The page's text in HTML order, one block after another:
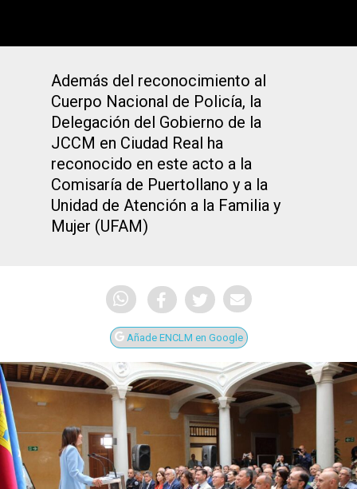
Además del reconocimiento al
Cuerpo Nacional de Policía, la
Delegación del Gobierno de la
JCCM en Ciudad Real ha
reconocido en este acto a la
Comisaría de Puertollano y a la
Unidad de Atención a la Familia y
Mujer (UFAM)
Añade ENCLM en Google